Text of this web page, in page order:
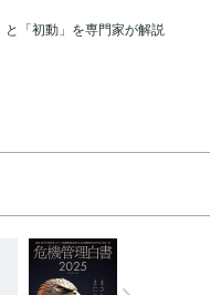
と「初動」を専門家が解説